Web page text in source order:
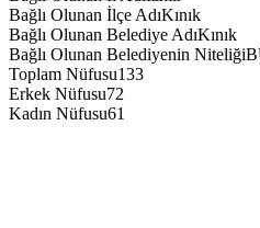
Bağlı Olunan İlçe AdıKınık
Bağlı Olunan Belediye AdıKınık
Bağlı Olunan Belediyenin Niteliği
Toplam Nüfusu133
Erkek Nüfusu72
Kadın Nüfusu61